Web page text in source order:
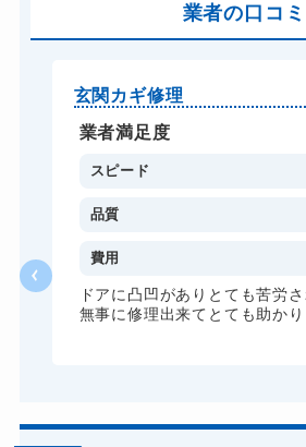
スーツケースカギ開け
ロッカーカギ開け
ドアノブカギ開け
ドアノブカギ交換
業者の口コミ
玄関カギ修理
業者満足度
スピード
品質
費用
ドアに凸凹がありとても苦労
無事に修理出来てとても助かり